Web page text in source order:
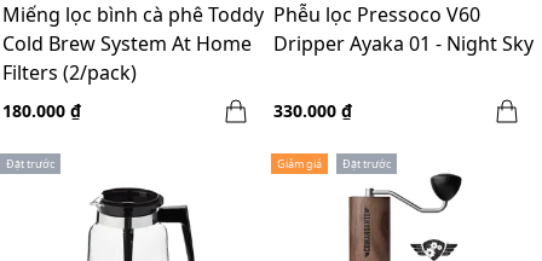
Miếng lọc bình cà phê Toddy
Cold Brew System At Home
Filters (2/pack)
180.000 ₫
Phễu lọc Pressoco V60
Dripper Ayaka 01 - Night Sky
330.000 ₫
Đặt trước Giảm giá Đặt trước